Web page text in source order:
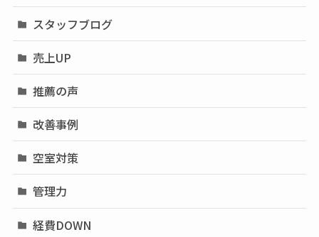
スタッフブログ
売上UP
推薦の声
改善事例
空室対策
管理力
経費DOWN